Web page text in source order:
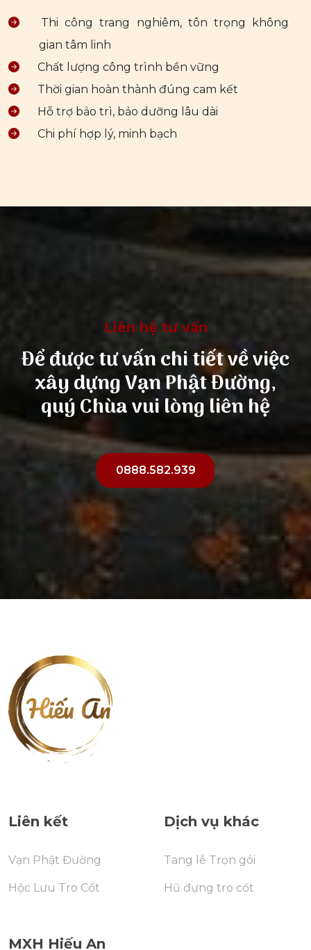
Thi công trang nghiêm, tôn trọng không
gian tâm linh
Chất lượng công trình bền vững
Thời gian hoàn thành đúng cam kết
Hỗ trợ bảo trì, bảo dưỡng lâu dài
Chi phí hợp lý, minh bạch
Liên hệ tư vấn
Để được tư vấn chi tiết về việc
xây dựng Vạn Phật Đường,
quý Chùa vui lòng liên hệ
0888.582.939
Liên kết
Vạn Phật Đường
Hộc Lưu Tro Cốt
Dịch vụ khác
Tang lễ Trọn gói
Hũ đựng tro cốt
MXH Hiếu An